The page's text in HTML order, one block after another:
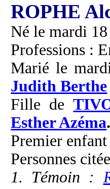
ROPHE
Né le mardi
Professions :
Marié le
Judith Berthe
Fille de
Esther Azéma.
Premier enfant
Personnes
1. Témoin :